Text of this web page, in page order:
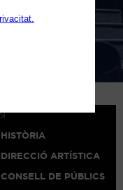
HISTÒRIA
DIRECCIÓ ARTÍSTICA
CONSELL DE PÚBLICS